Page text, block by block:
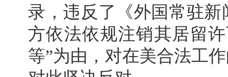
录，违反了《外国常驻
方依法依规注销其居留
等”为由，对在美合法工